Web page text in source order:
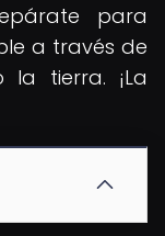
para
a través de
la tierra. ¡La